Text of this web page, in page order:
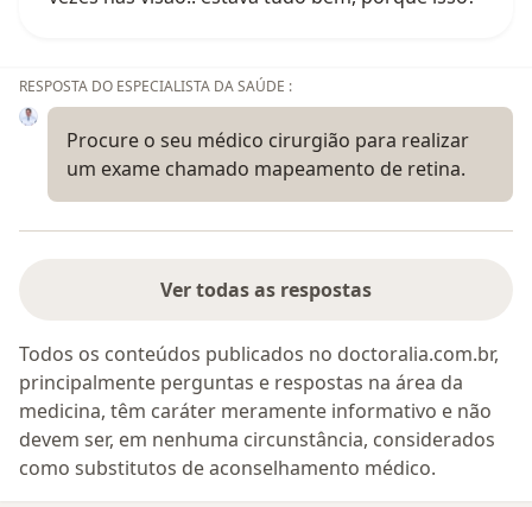
RESPOSTA DO ESPECIALISTA DA SAÚDE :
Procure o seu médico cirurgião para realizar
um exame chamado mapeamento de retina.
Ver todas as respostas
Todos os conteúdos publicados no doctoralia.com.br,
principalmente perguntas e respostas na área da
medicina, têm caráter meramente informativo e não
devem ser, em nenhuma circunstância, considerados
como substitutos de aconselhamento médico.